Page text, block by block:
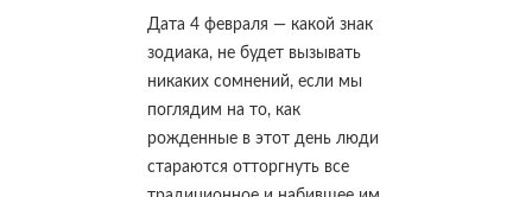
Дата 4 февраля — какой знак
зодиака, не будет вызывать
никаких сомнений, если мы
поглядим на то, как
рожденные в этот день люди
стараются отторгнуть все